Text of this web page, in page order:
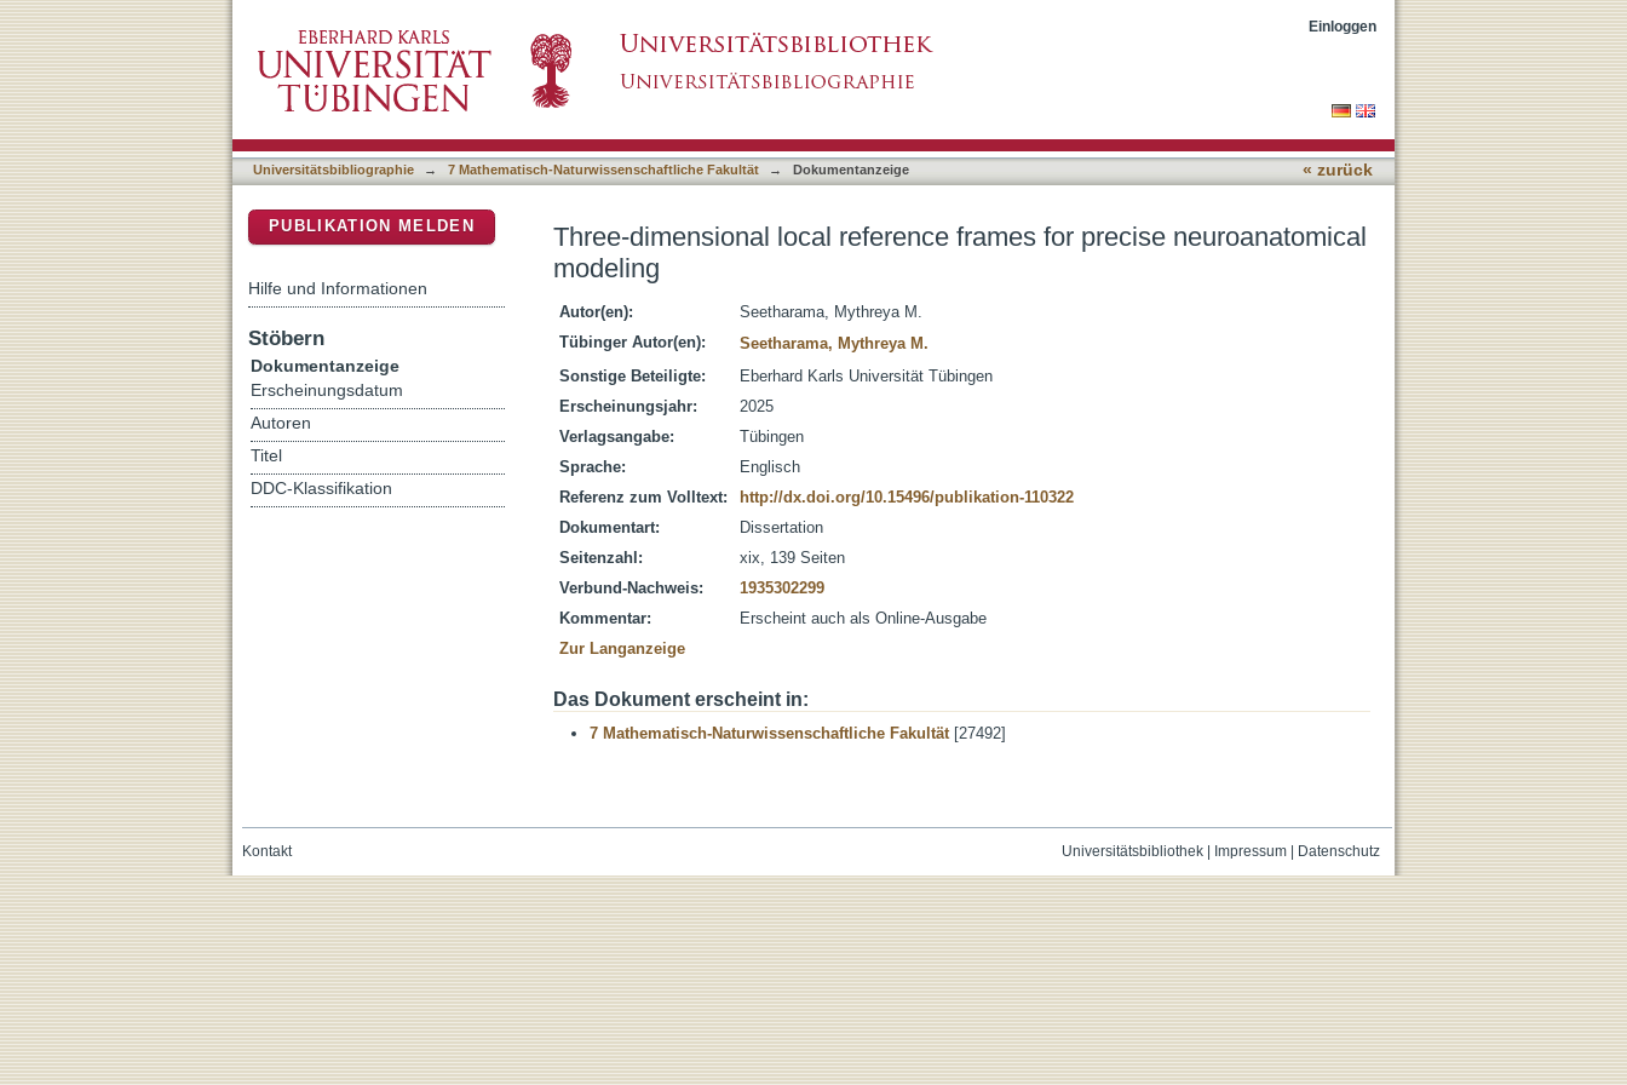
Einloggen
Universitätsbibliographie → 7 Mathematisch-Naturwissenschaftliche Fakultät → Dokumentanzeige « zurück
Three-dimensional local reference frames for precise neuroanatomical
modeling
Autor(en):
Seetharama, Mythreya M.
Tübinger Autor(en):
Seetharama, Mythreya M.
Sonstige Beteiligte:
Eberhard Karls Universität Tübingen
Erscheinungsjahr:
2025
Verlagsangabe:
Tübingen
Sprache:
Englisch
Referenz zum Volltext:
http://dx.doi.org/10.15496/publikation-110322
Dokumentart:
Dissertation
Seitenzahl:
xix, 139 Seiten
Verbund-Nachweis:
1935302299
Kommentar:
Erscheint auch als Online-Ausgabe
Zur Langanzeige
Das Dokument erscheint in:
7 Mathematisch-Naturwissenschaftliche Fakultät[27492]
PUBLIKATION MELDEN
Hilfe und Informationen
Stöbern
Dokumentanzeige
Erscheinungsdatum
Autoren
Titel
DDC-Klassifikation
Universitätsbibliothek| Impressum| Datenschutz
Kontakt